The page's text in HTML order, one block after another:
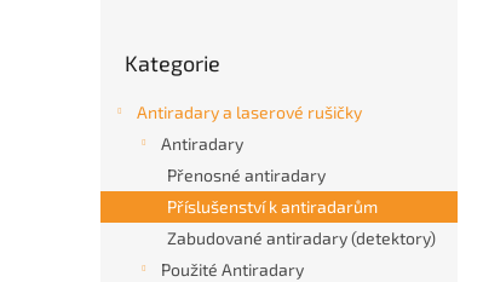
kategorie
Kategorie
Antiradary a laserové rušičky
Antiradary
Přenosné antiradary
Příslušenství k antiradarům
Zabudované antiradary (detektory)
Použité Antiradary